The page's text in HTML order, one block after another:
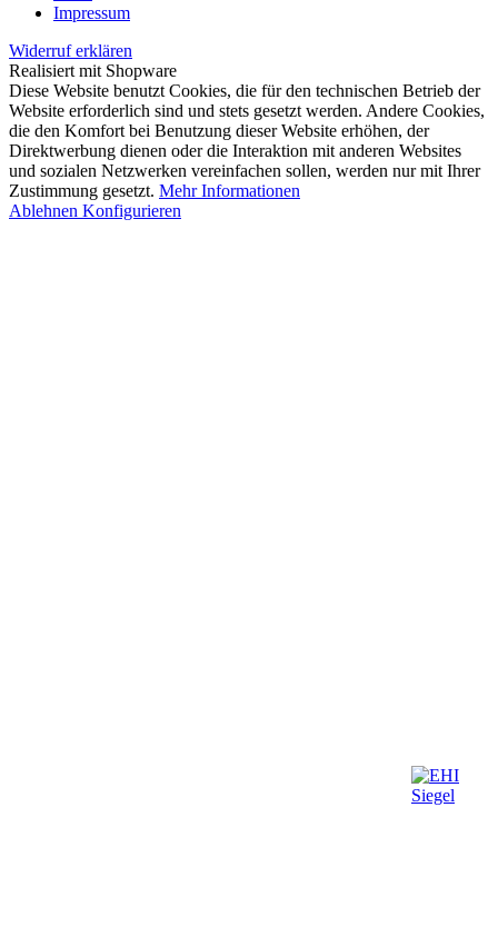
Impressum
Widerruf erklären
Realisiert mit Shopware
Diese Website benutzt Cookies, die für den technischen Betrieb der
Website erforderlich sind und stets gesetzt werden. Andere Cookies,
die den Komfort bei Benutzung dieser Website erhöhen, der
Direktwerbung dienen oder die Interaktion mit anderen Websites
und sozialen Netzwerken vereinfachen sollen, werden nur mit Ihrer
Zustimmung gesetzt. Mehr Informationen
Ablehnen Konfigurieren